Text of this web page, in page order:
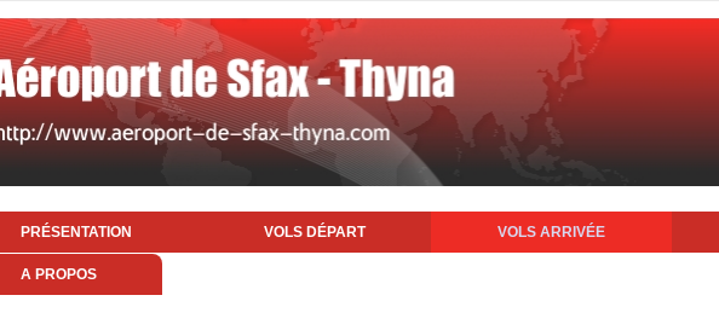
PRÉSENTATION VOLS DÉPART VOLS ARRIVÉE
A PROPOS